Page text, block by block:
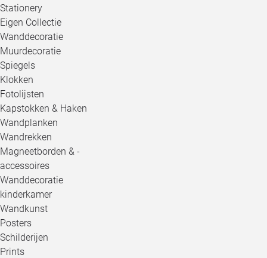
Stationery
Eigen Collectie
Wanddecoratie
Muurdecoratie
Spiegels
Klokken
Fotolijsten
Kapstokken & Haken
Wandplanken
Wandrekken
Magneetborden & -
accessoires
Wanddecoratie
kinderkamer
Wandkunst
Posters
Schilderijen
Prints